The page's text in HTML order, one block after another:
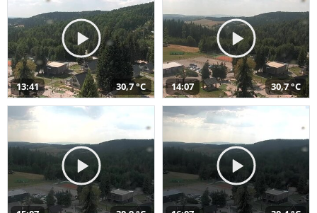
13:41 30,7 °C 14:07 30,7 °C